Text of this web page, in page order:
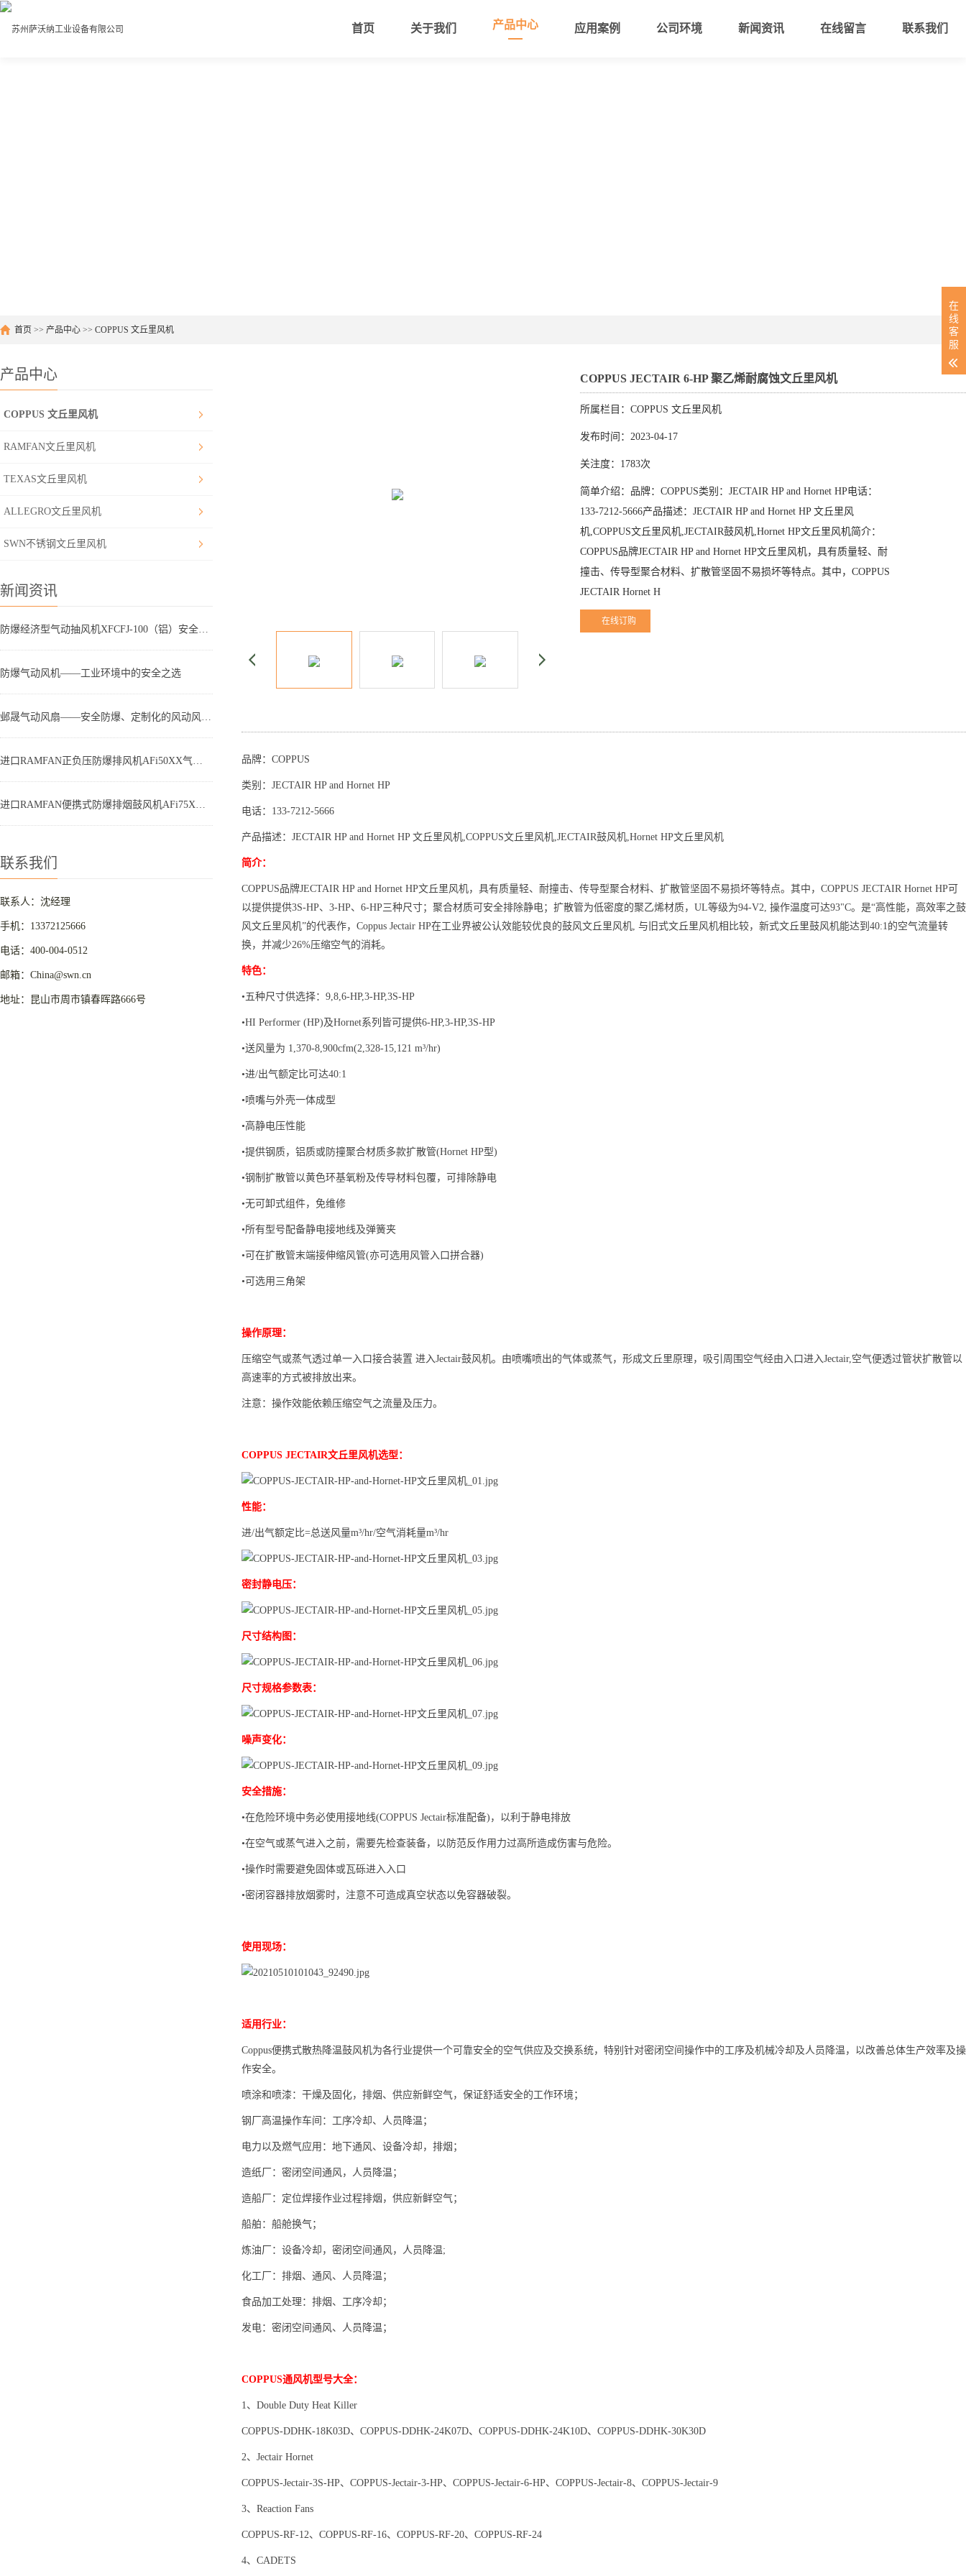
首页 关于我们 产品中心 应用案例 公司环境 新闻资讯 在线留言 联系我们
首页 >> 产品中心 >> COPPUS 文丘里风机
产品中心
COPPUS 文丘里风机
RAMFAN文丘里风机
TEXAS文丘里风机
ALLEGRO文丘里风机
SWN不锈钢文丘里风机
新闻资讯
防爆经济型气动抽风机XFCFJ-100（铝）安全无火花，您的工业安全新选择
防爆气动风机——工业环境中的安全之选
邺晟气动风扇——安全防爆、定制化的风动风机新选择
进口RAMFAN正负压防爆排风机AFi50XX气动航空专用——高效排风，守护安全
进口RAMFAN便携式防爆排烟鼓风机AFi75XX气动防爆风机，安全高效的理想选择
联系我们
联系人：沈经理
手机：13372125666
电话：400-004-0512
邮箱：China@swn.cn
地址：昆山市周市镇春晖路666号
COPPUS JECTAIR 6-HP 聚乙烯耐腐蚀文丘里风机
所属栏目：COPPUS 文丘里风机
发布时间：2023-04-17
关注度：1783次
简单介绍：品牌：COPPUS类别：JECTAIR HP and Hornet HP电话：
133-7212-5666产品描述：JECTAIR HP and Hornet HP 文丘里风
机,COPPUS文丘里风机,JECTAIR鼓风机,Hornet HP文丘里风机简介：
COPPUS品牌JECTAIR HP and Hornet HP文丘里风机，具有质量轻、耐
撞击、传导型聚合材料、扩散管坚固不易损坏等特点。其中，COPPUS
JECTAIR Hornet H
在线订购
品牌： COPPUS
类别：JECTAIR HP and Hornet HP
电话：133-7212-5666
产品描述：JECTAIR HP and Hornet HP 文丘里风机,COPPUS文丘里风机,JECTAIR鼓风机,Hornet HP文丘里风机
简介：
COPPUS品牌JECTAIR HP and Hornet HP文丘里风机，具有质量轻、耐撞击、传导型聚合材料、扩散管坚固不易损坏等特点。其中，COPPUS JECTAIR Hornet HP可
以提供提供3S-HP、3-HP、6-HP三种尺寸；聚合材质可安全排除静电；扩散管为低密度的聚乙烯材质，UL等级为94-V2, 操作温度可达93"C。是“高性能，高效率之鼓
风文丘里风机”的代表作，Coppus Jectair HP在工业界被公认效能较优良的鼓风文丘里风机, 与旧式文丘里风机相比较，新式文丘里鼓风机能达到40:1的空气流量转
换，并减少26%压缩空气的消耗。
特色：
•五种尺寸供选择：9,8,6-HP,3-HP,3S-HP
•HI Performer (HP)及Hornet系列皆可提供6-HP,3-HP,3S-HP
•送风量为 1,370-8,900cfm(2,328-15,121 m³/hr)
•进/出气额定比可达40:1
•喷嘴与外壳一体成型
•高静电压性能
•提供钢质，铝质或防撞聚合材质多款扩散管(Hornet HP型)
•钢制扩散管以黄色环基氧粉及传导材料包覆，可排除静电
•无可卸式组件，免维修
•所有型号配备静电接地线及弹簧夹
•可在扩散管末端接伸缩风管(亦可选用风管入口拼合器)
•可选用三角架
操作原理：
压缩空气或蒸气透过单一入口接合装置 进入Jectair鼓风机。由喷嘴喷出的气体或蒸气，形成文丘里原理，吸引周围空气经由入口进入Jectair,空气便透过管状扩散管以
高速率的方式被排放出来。
注意：操作效能依赖压缩空气之流量及压力。
COPPUS JECTAIR文丘里风机选型：
性能：
进/出气额定比=总送风量m³/hr/空气消耗量m³/hr
密封静电压：
尺寸结构图：
尺寸规格参数表：
噪声变化：
安全措施：
•在危险环境中务必使用接地线(COPPUS Jectair标准配备)，以利于静电排放
•在空气或蒸气进入之前，需要先检查装备，以防范反作用力过高所造成伤害与危险。
•操作时需要避免固体或瓦砾进入入口
•密闭容器排放烟雾时，注意不可造成真空状态以免容器破裂。
使用现场：
适用行业：
Coppus便携式散热降温鼓风机为各行业提供一个可靠安全的空气供应及交换系统，特别针对密闭空间操作中的工序及机械冷却及人员降温，以改善总体生产效率及操
作安全。
喷涂和喷漆：干燥及固化，排烟、供应新鲜空气，保证舒适安全的工作环境；
钢厂高温操作车间：工序冷却、人员降温；
电力以及燃气应用：地下通风、设备冷却，排烟；
造纸厂：密闭空间通风，人员降温；
造船厂：定位焊接作业过程排烟，供应新鲜空气；
船舶：船舱换气；
炼油厂：设备冷却，密闭空间通风，人员降温;
化工厂：排烟、通风、人员降温；
食品加工处理：排烟、工序冷却；
发电：密闭空间通风、人员降温；
COPPUS通风机型号大全：
1、Double Duty Heat Killer
COPPUS-DDHK-18K03D、COPPUS-DDHK-24K07D、COPPUS-DDHK-24K10D、COPPUS-DDHK-30K30D
2、Jectair Hornet
COPPUS-Jectair-3S-HP、COPPUS-Jectair-3-HP、COPPUS-Jectair-6-HP、COPPUS-Jectair-8、COPPUS-Jectair-9
3、Reaction Fans
COPPUS-RF-12、COPPUS-RF-16、COPPUS-RF-20、COPPUS-RF-24
4、CADETS
在
线
客
服